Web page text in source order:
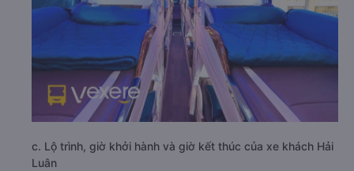
c. Lộ trình, giờ khởi hành và giờ kết thúc của xe khách Hải
Luân